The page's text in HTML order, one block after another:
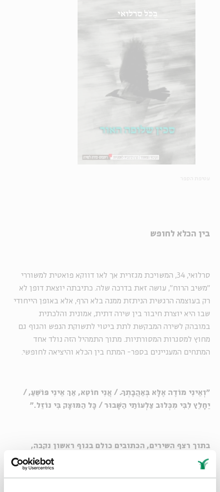
בין הכלא לחופש
סרלואי, 34, המשויכת מגזרית אך לאו דווקא פואטית למשוררי
"משיב הרוח", עושה זאת בדרכה שלה. כתיבתה יוצאת דופן לא
רק בעוצמה הרגשית הניתזת ממנה בלא הרף, אלא באופן הייחודי
שבו היא יוצרת חיבור בין שירה דתית, אמונית והלכתית
במובהק לשירה המבקשת לתת ביטוי לתשוקת הנפש והגוף גם
מחוץ למסגרות המסורתיות. מתוך התמהיל הזה נולד אחד
המתחים המעניינים בספר- המתח בין הכלא והיציאה לחופשי.
"וְאֵינִי מוֹדֶה אֶלָּא בְּאַהֲבָתְךָ. / אֲנִי חוֹטֵא, אַךְ אֵינִי פּוֹשֵׁעַ, /
יֵחָלֵץ לִבִּי מִכְּלוּב צַלְעוֹתַי הַשָּׁבוּר / כָּל הַמּוּצָק בִּי נוֹזֵל."
בתוך רצף השירים, הכתובים כולם בגוף ראשון נקבה,
מופיע השער "שירים מחצר הכלא". זהו שער שעוסק בתיאור
חוויה קונקרטית של אסיר בצינוק, ועוד מעיניים של גבר.